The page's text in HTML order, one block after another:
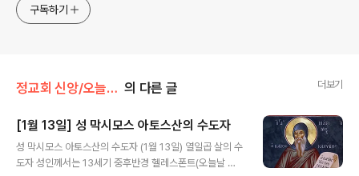
구독하기
정교회 신앙/오늘의 축일 의 다른 글 더보기
[1월 13일] 성 막시모스 아토스산의 수도자
성 막시모스 아토스산의 수도자 (1월 13일) 열일곱 살의 수
도자 성인께서는 13세기 중후반경 헬레스폰트(오늘날 마